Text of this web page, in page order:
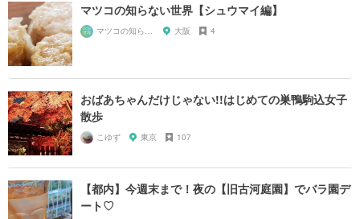
マツコの知らない世界【シュウマイ編】
大阪 4
おばあちゃんだけじゃない!!はじめての巣鴨駒込女子
散歩
こゆず 東京 107
【都内】今週末まで！夜の【旧古河庭園】でバラ園デ
ート♡